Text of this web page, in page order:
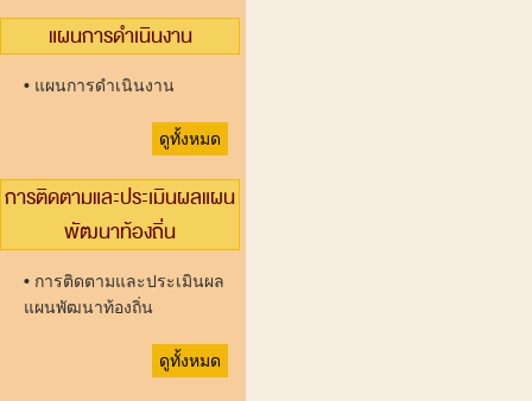
แผนการดำเนินงาน
• แผนการดำเนินงาน
ดูทั้งหมด
การติดตามและประเมินผลแผน
พัฒนาท้องถิ่น
• การติดตามและประเมินผล
แผนพัฒนาท้องถิ่น
ดูทั้งหมด